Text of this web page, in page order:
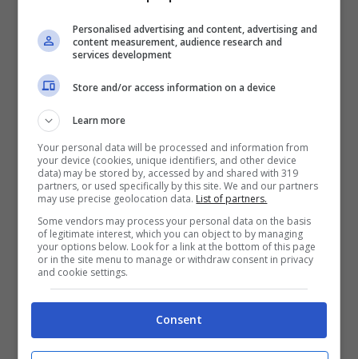
Articoli recentiRicominciare da Zero:
Trasferirsi e Lavorare da
Remoto secondo la Nuova
Classifica
Napoli tra le Top 10 Città
Mondiali per il Workcation
2026: Cultura, Cibo e
Trasporti Efficiente la
Rendono la Favorita
Italiana
Puentedey: Il Borgo di
Personalised advertising and content, advertising and
content measurement, audience research and
services development
Store and/or access information on a device
Learn more
Your personal data will be processed and information from
your device (cookies, unique identifiers, and other device
data) may be stored by, accessed by and shared with 319
partners, or used specifically by this site. We and our partners
may use precise geolocation data. List of partners.
Some vendors may process your personal data on the basis
of legitimate interest, which you can object to by managing
your options below. Look for a link at the bottom of this page
or in the site menu to manage or withdraw consent in privacy
and cookie settings.
Consent